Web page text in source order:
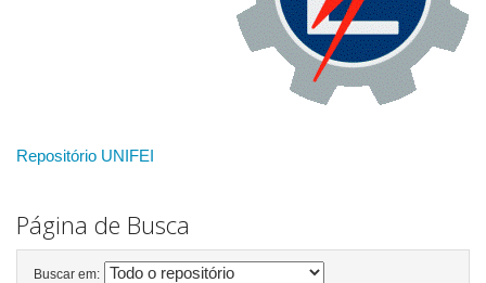
Repositório UNIFEI
Página de Busca
Buscar em: